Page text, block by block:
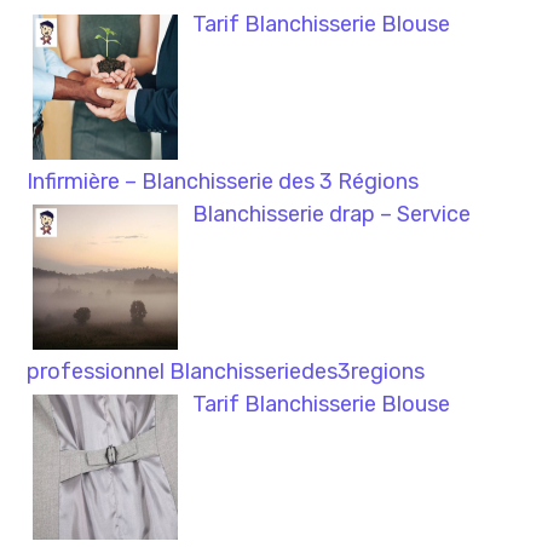
Tarif Blanchisserie Blouse
Infirmière – Blanchisserie des 3 Régions
Blanchisserie drap – Service
professionnel Blanchisseriedes3regions
Tarif Blanchisserie Blouse